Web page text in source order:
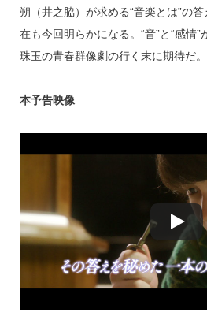
k
朔（井之脇）が求める“音楽とは”の
在も今回明らかになる。“音”と“感情
珠玉の青春群像劇の行く末に期待だ。
本予告映像